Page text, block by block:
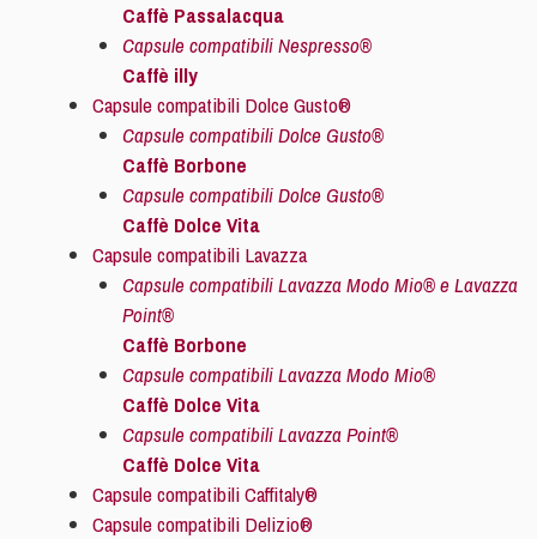
Caffè Passalacqua
Capsule compatibili Nespresso®
Caffè illy
Capsule compatibili Dolce Gusto®
Capsule compatibili Dolce Gusto®
Caffè Borbone
Capsule compatibili Dolce Gusto®
Caffè Dolce Vita
Capsule compatibili Lavazza
Capsule compatibili Lavazza Modo Mio® e Lavazza
Point®
Caffè Borbone
Capsule compatibili Lavazza Modo Mio®
Caffè Dolce Vita
Capsule compatibili Lavazza Point®
Caffè Dolce Vita
Capsule compatibili Caffitaly®
Capsule compatibili Delizio®